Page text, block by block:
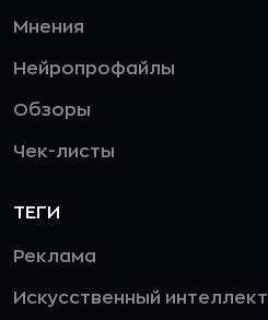
Мнения
Нейропрофайлы
Обзоры
Чек-листы
ТЕГИ
Реклама
Искусственный интеллект